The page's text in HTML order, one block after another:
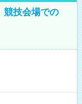
競技会場での